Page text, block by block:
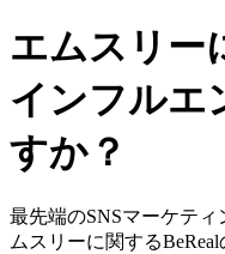
エムスリー
インフルエ
すか？
最先端のSNSマーケティ
ムスリーに関する